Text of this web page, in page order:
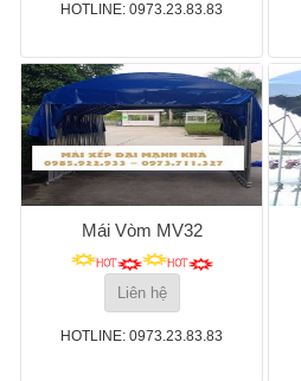
HOTLINE: 0973.23.83.83
Mái Vòm MV32
Liên hệ
HOTLINE: 0973.23.83.83